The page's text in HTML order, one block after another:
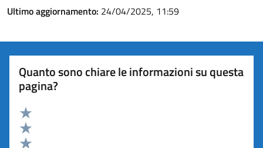
Ultimo aggiornamento: 24/04/2025, 11:59
Quanto sono chiare le informazioni su questa
pagina?
Valuta 5 stelle su 5
Valuta 4 stelle su 5